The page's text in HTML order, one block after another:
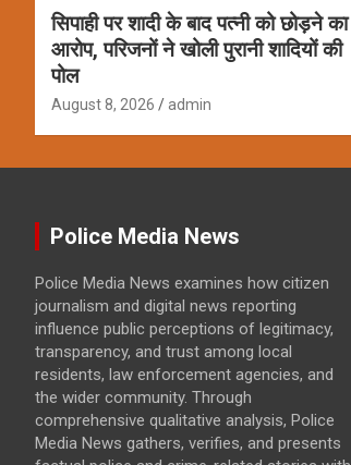
सिपाही पर शादी के बाद पत्नी को छोड़ने का
आरोप, परिजनों ने खोली पुरानी शादियों की
पोल
August 8, 2026 admin
Police Media News
Police Media News examines how citizen
journalism and digital news reporting
influence public perceptions of legitimacy,
transparency, and trust among local
residents, law enforcement agencies, and
the wider community. Through
comprehensive qualitative analysis, Police
Media News gathers, verifies, and presents